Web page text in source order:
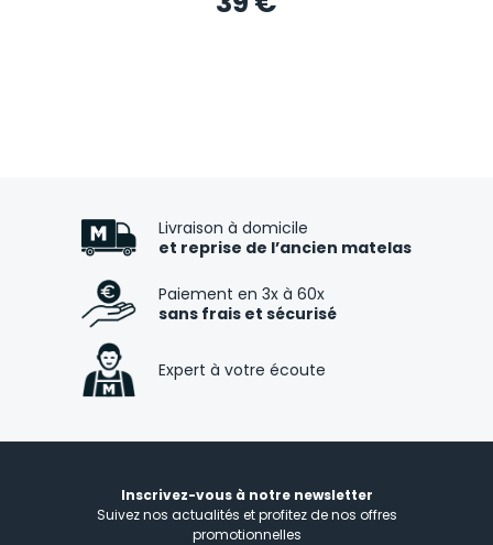
Livraison à domicile
et reprise de l’ancien matelas
Paiement en 3x à 60x
sans frais et sécurisé
Expert à votre écoute
Inscrivez-vous à notre newsletter
Suivez nos actualités et profitez de nos offres
promotionnelles